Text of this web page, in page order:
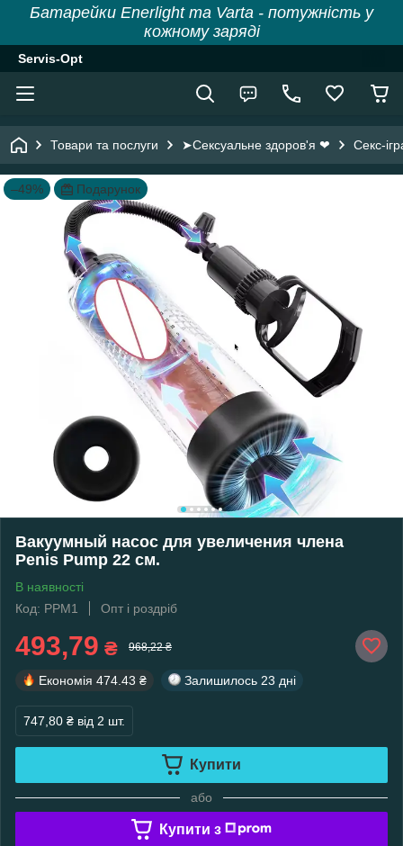
Батарейки Enerlight та Varta - потужність у
кожному заряді
Servis-Opt
Товари та послуги ➤Сексуальне здоров'я ❤ Секс-
–49% Подарунок
Вакуумный насос для увеличения члена
Penis Pump 22 см.
В наявності
Код: PPM1
Опт і роздріб
493,79 ₴ 968,22 ₴
Економія 474.43 ₴ Залишилось 23 дні
747,80 ₴ від 2 шт.
Купити
або
Купити з